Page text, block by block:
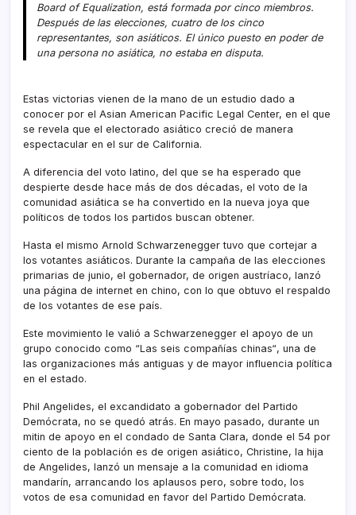
Board of Equalization, está formada por cinco miembros.
Después de las elecciones, cuatro de los cinco
representantes, son asiáticos. El único puesto en poder de
una persona no asiática, no estaba en disputa.
Estas victorias vienen de la mano de un estudio dado a
conocer por el Asian American Pacific Legal Center, en el que
se revela que el electorado asiático creció de manera
espectacular en el sur de California.
A diferencia del voto latino, del que se ha esperado que
despierte desde hace más de dos décadas, el voto de la
comunidad asiática se ha convertido en la nueva joya que
polí­ticos de todos los partidos buscan obtener.
Hasta el mismo Arnold Schwarzenegger tuvo que cortejar a
los votantes asiáticos. Durante la campaña de las elecciones
primarias de junio, el gobernador, de origen austrí­aco, lanzó
una página de internet en chino, con lo que obtuvo el respaldo
de los votantes de ese paí­s.
Este movimiento le valió a Schwarzenegger el apoyo de un
grupo conocido como “Las seis compañí­as chinas“, una de
las organizaciones más antiguas y de mayor influencia polí­tica
en el estado.
Phil Angelides, el excandidato a gobernador del Partido
Demócrata, no se quedó atrás. En mayo pasado, durante un
mitin de apoyo en el condado de Santa Clara, donde el 54 por
ciento de la población es de origen asiático, Christine, la hija
de Angelides, lanzó un mensaje a la comunidad en idioma
mandarí­n, arrancando los aplausos pero, sobre todo, los
votos de esa comunidad en favor del Partido Demócrata.